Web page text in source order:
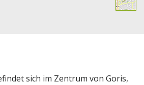
sich im Zentrum von Goris,